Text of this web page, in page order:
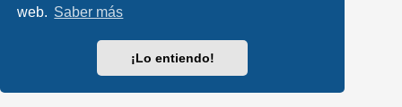
web. Saber más
¡Lo entiendo!